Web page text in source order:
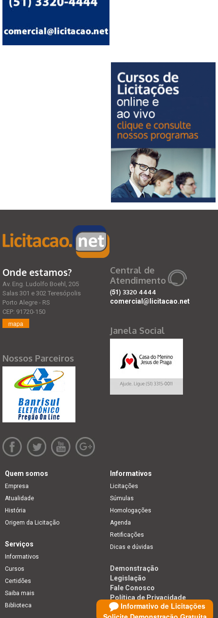
Informativo de Licitações
Onde estamos?
Av. Eng. Ludolfo Boehl, 205
Salas 301 e 302 Teresópolis
Porto Alegre - RS
CEP: 91720-150
mapa
Nossos Parceiros
Central de
Atendimento
(51) 3320 4444
comercial@licitacao.net
Janela Social
Quem somos
Empresa
Atualidade
História
Origem da Licitação
Informativos
Licitações
Súmulas
Homologações
Agenda
Retificações
Dicas e dúvidas
Serviços
Informativos
Cursos
Certidões
Saiba mais
Biblioteca
Demonstração
Legislação
Fale Conosco
Política de Privacidade